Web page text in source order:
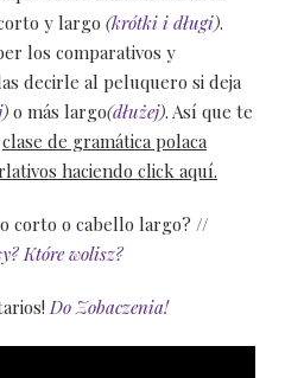
y largo (krótki i długi).
los comparativos y
decirle al peluquero si deja
) o más largo(dłużej). Así que te
clase de gramática polaca
haciendo click aquí.
corto o cabello largo? //
Które wolisz?
Do Zobaczenia!